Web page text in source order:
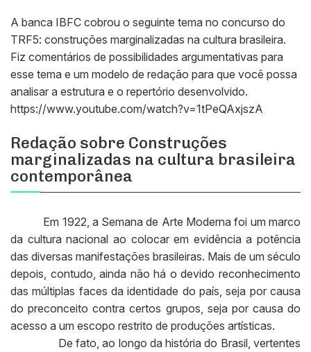
A banca IBFC cobrou o seguinte tema no concurso do
TRF5: construções marginalizadas na cultura brasileira.
Fiz comentários de possibilidades argumentativas para
esse tema e um modelo de redação para que você possa
analisar a estrutura e o repertório desenvolvido.
https://www.youtube.com/watch?v=1tPeQAxjszA
Redação sobre Construções
marginalizadas na cultura brasileira
contemporânea
Em 1922, a Semana de Arte Moderna foi um marco
da cultura nacional ao colocar em evidência a potência
das diversas manifestações brasileiras. Mais de um século
depois, contudo, ainda não há o devido reconhecimento
das múltiplas faces da identidade do país, seja por causa
do preconceito contra certos grupos, seja por causa do
acesso a um escopo restrito de produções artísticas.
De fato, ao longo da história do Brasil, vertentes